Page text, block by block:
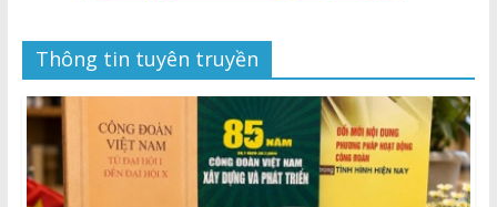
Thông tin tuyên truyền